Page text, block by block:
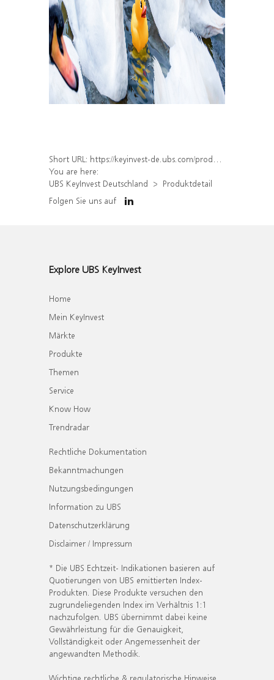
Short URL: https://keyinvest-de.ubs.com/produkt/detail/index/isin/DE000WA8BVJ9
You are here:
UBS KeyInvest Deutschland
Produktdetail
Folgen Sie uns auf
Explore UBS KeyInvest
Home
Mein KeyInvest
Märkte
Produkte
Themen
Service
Know How
Trendradar
Rechtliche Dokumentation
Bekanntmachungen
Nutzungsbedingungen
Information zu UBS
Datenschutzerklärung
Disclaimer / Impressum
* Die UBS Echtzeit- Indikationen basieren auf
Quotierungen von UBS emittierten Index-
Produkten. Diese Produkte versuchen den
zugrundeliegenden Index im Verhältnis 1:1
nachzufolgen. UBS übernimmt dabei keine
Gewährleistung für die Genauigkeit,
Vollständigkeit oder Angemessenheit der
angewandten Methodik.